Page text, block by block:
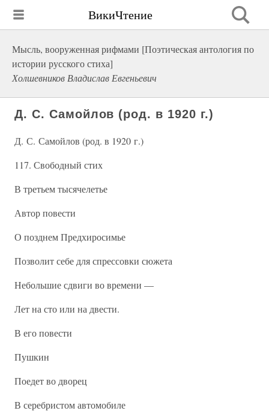
ВикиЧтение
Мысль, вооруженная рифмами [Поэтическая антология по
истории русского стиха]
Холшевников Владислав Евгеньевич
Д. С. Самойлов (род. в 1920 г.)
Д. С. Самойлов (род. в 1920 г.)
117. Свободный стих
В третьем тысячелетье
Автор повести
О позднем Предхиросимье
Позволит себе для спрессовки сюжета
Небольшие сдвиги во времени —
Лет на сто или на двести.
В его повести
Пушкин
Поедет во дворец
В серебристом автомобиле